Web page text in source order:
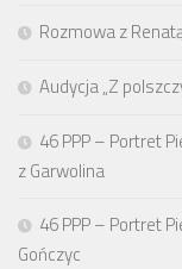
Rozmowa z
Audycja „Z
46 PPP – Portret
z Garwolina
46 PPP – Portret
Gończyc